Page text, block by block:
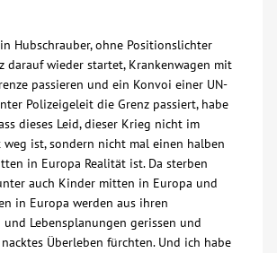
Hubschrauber, ohne Positionslichter
darauf wieder startet, Krankenwagen mit
passieren und ein Konvoi einer UN-
Polizeigeleit die Grenz passiert, habe
dieses Leid, dieser Krieg nicht im
weg ist, sondern nicht mal einen halben
in Europa Realität ist. Da sterben
auch Kinder mitten in Europa und
in Europa werden aus ihren
und Lebensplanungen gerissen und
Überleben fürchten. Und ich habe